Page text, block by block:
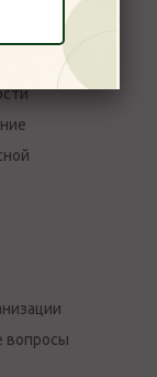
вопросы